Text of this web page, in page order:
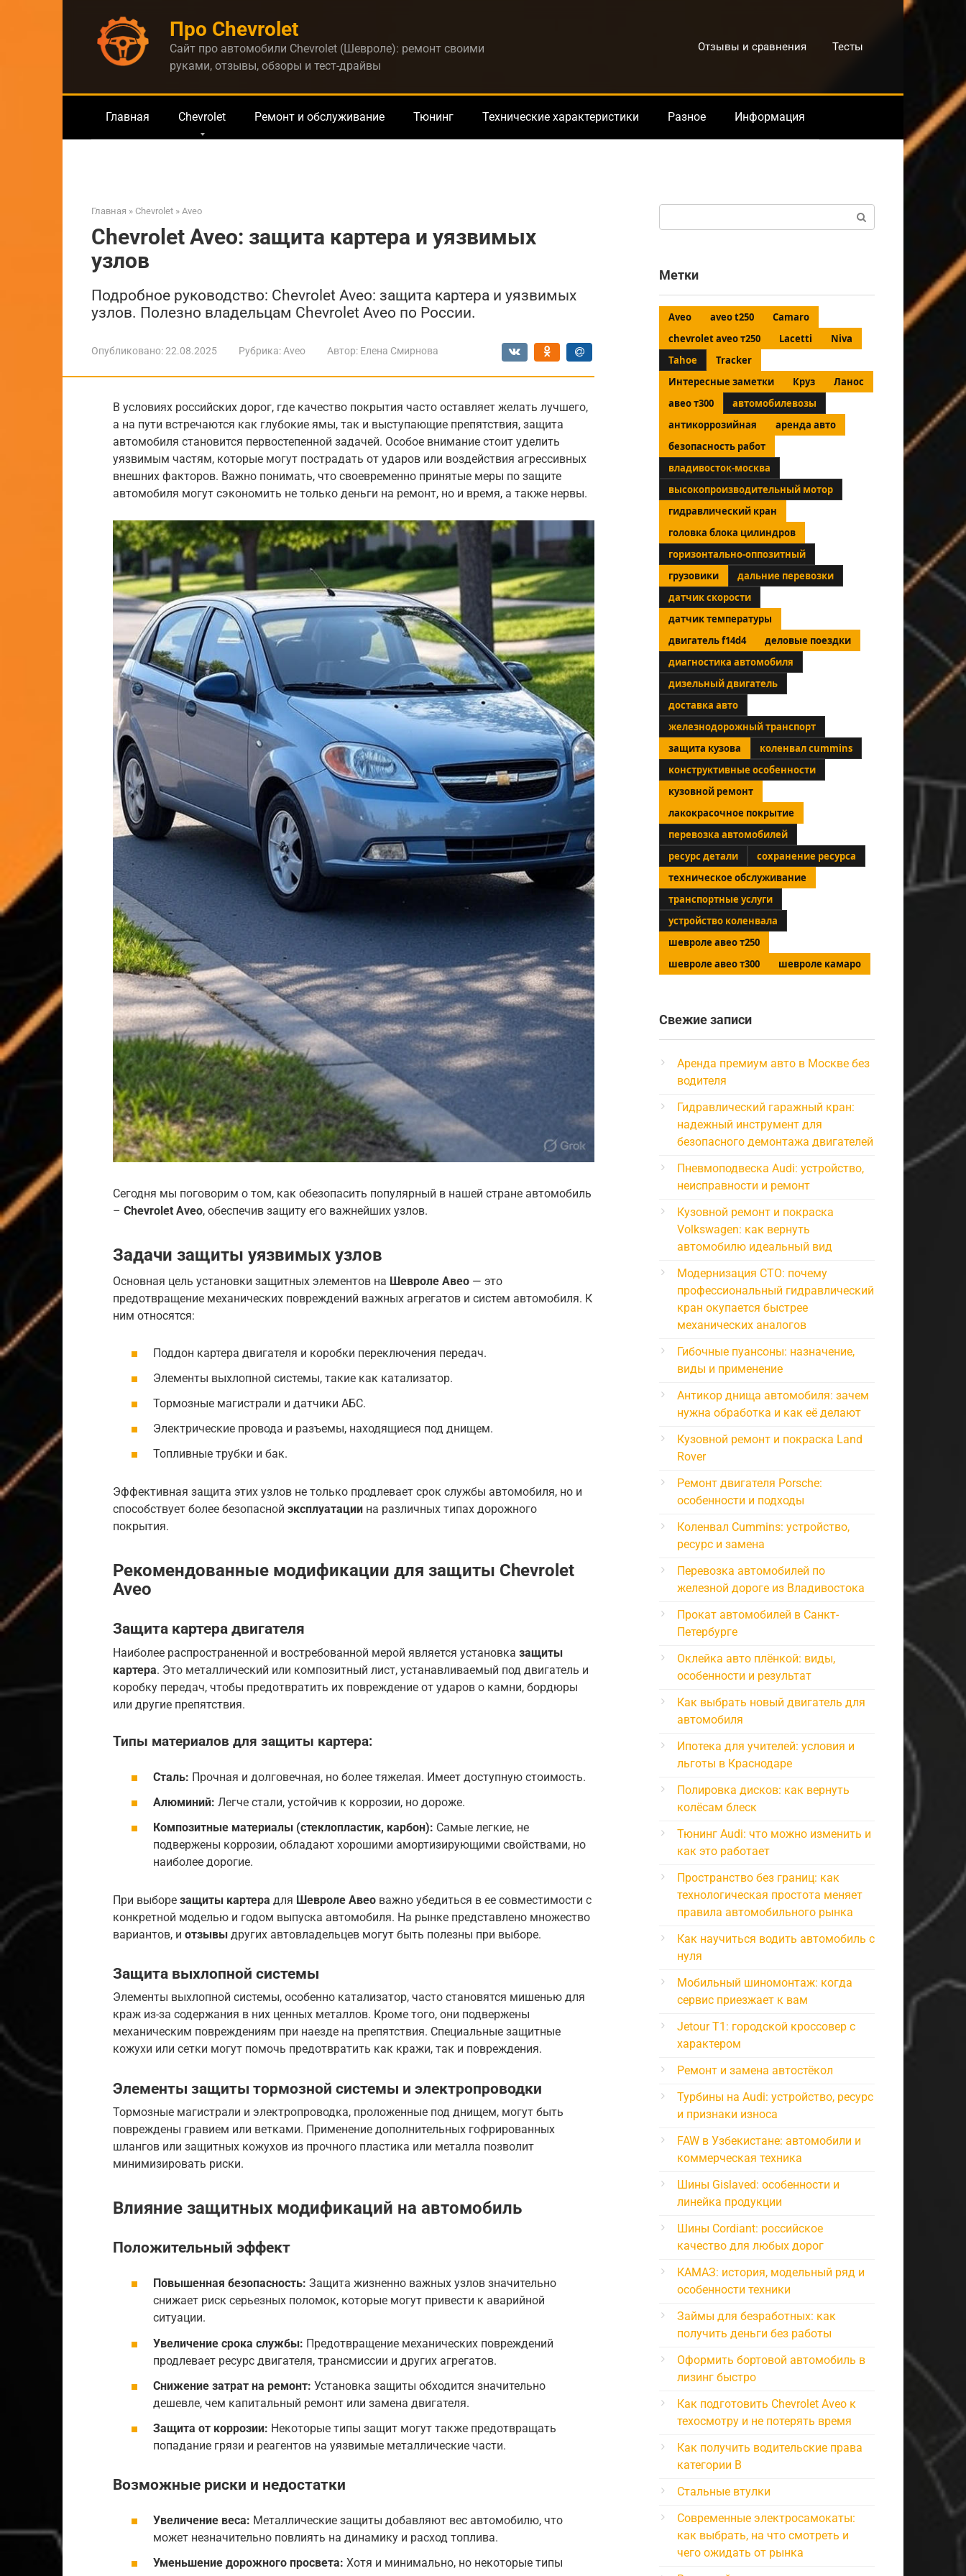
Про Chevrolet
Сайт про автомобили Chevrolet (Шевроле): ремонт своими
руками, отзывы, обзоры и тест-драйвы
Отзывы и сравнения Тесты
Главная Chevrolet Ремонт и обслуживание Тюнинг Технические характеристики Разное Информация
Главная » Chevrolet » Aveo
Chevrolet Aveo: защита картера и уязвимых
узлов
Подробное руководство: Chevrolet Aveo: защита картера и уязвимых
узлов. Полезно владельцам Chevrolet Aveo по России.
Опубликовано:22.08.2025 Рубрика: Aveo Автор: Елена Смирнова
В условиях российских дорог, где качество покрытия часто оставляет желать лучшего,
а на пути встречаются как глубокие ямы, так и выступающие препятствия, защита
автомобиля становится первостепенной задачей. Особое внимание стоит уделить
уязвимым частям, которые могут пострадать от ударов или воздействия агрессивных
внешних факторов. Важно понимать, что своевременно принятые меры по защите
автомобиля могут сэкономить не только деньги на ремонт, но и время, а также нервы.
Сегодня мы поговорим о том, как обезопасить популярный в нашей стране автомобиль
– Chevrolet Aveo, обеспечив защиту его важнейших узлов.
Задачи защиты уязвимых узлов
Основная цель установки защитных элементов на Шевроле Авео — это
предотвращение механических повреждений важных агрегатов и систем автомобиля. К
ним относятся:
Поддон картера двигателя и коробки переключения передач.
Элементы выхлопной системы, такие как катализатор.
Тормозные магистрали и датчики АБС.
Электрические провода и разъемы, находящиеся под днищем.
Топливные трубки и бак.
Эффективная защита этих узлов не только продлевает срок службы автомобиля, но и
способствует более безопасной эксплуатации на различных типах дорожного
покрытия.
Рекомендованные модификации для защиты Chevrolet
Aveo
Защита картера двигателя
Наиболее распространенной и востребованной мерой является установка защиты
картера. Это металлический или композитный лист, устанавливаемый под двигатель и
коробку передач, чтобы предотвратить их повреждение от ударов о камни, бордюры
или другие препятствия.
Типы материалов для защиты картера:
Сталь: Прочная и долговечная, но более тяжелая. Имеет доступную стоимость.
Алюминий: Легче стали, устойчив к коррозии, но дороже.
Композитные материалы (стеклопластик, карбон): Самые легкие, не
подвержены коррозии, обладают хорошими амортизирующими свойствами, но
наиболее дорогие.
При выборе защиты картера для Шевроле Авео важно убедиться в ее совместимости с
конкретной моделью и годом выпуска автомобиля. На рынке представлено множество
вариантов, и отзывы других автовладельцев могут быть полезны при выборе.
Защита выхлопной системы
Элементы выхлопной системы, особенно катализатор, часто становятся мишенью для
краж из-за содержания в них ценных металлов. Кроме того, они подвержены
механическим повреждениям при наезде на препятствия. Специальные защитные
кожухи или сетки могут помочь предотвратить как кражи, так и повреждения.
Элементы защиты тормозной системы и электропроводки
Тормозные магистрали и электропроводка, проложенные под днищем, могут быть
повреждены гравием или ветками. Применение дополнительных гофрированных
шлангов или защитных кожухов из прочного пластика или металла позволит
минимизировать риски.
Влияние защитных модификаций на автомобиль
Положительный эффект
Повышенная безопасность: Защита жизненно важных узлов значительно
снижает риск серьезных поломок, которые могут привести к аварийной
ситуации.
Увеличение срока службы: Предотвращение механических повреждений
продлевает ресурс двигателя, трансмиссии и других агрегатов.
Снижение затрат на ремонт: Установка защиты обходится значительно
дешевле, чем капитальный ремонт или замена двигателя.
Защита от коррозии: Некоторые типы защит могут также предотвращать
попадание грязи и реагентов на уязвимые металлические части.
Возможные риски и недостатки
Увеличение веса: Металлические защиты добавляют вес автомобилю, что
может незначительно повлиять на динамику и расход топлива.
Уменьшение дорожного просвета: Хотя и минимально, но некоторые типы
Метки
Aveo aveo t250
Camaro
chevrolet aveo т250
Lacetti
Niva
Tahoe
Tracker
Интересные заметки
Круз
Ланос
авео т300
автомобилевозы
антикоррозийная
аренда авто
безопасность работ
владивосток-москва
высокопроизводительный мотор
гидравлический кран
головка блока цилиндров
горизонтально-оппозитный
грузовики
дальние перевозки
датчик скорости
датчик температуры
двигатель f14d4
деловые поездки
диагностика автомобиля
дизельный двигатель
доставка авто
железнодорожный транспорт
защита кузова
коленвал cummins
конструктивные особенности
кузовной ремонт
лакокрасочное покрытие
перевозка автомобилей
ресурс детали
сохранение ресурса
техническое обслуживание
транспортные услуги
устройство коленвала
шевроле авео т250
шевроле авео т300
шевроле камаро
Свежие записи
Аренда премиум авто в Москве без
водителя
Гидравлический гаражный кран:
надежный инструмент для
безопасного демонтажа двигателей
Пневмоподвеска Audi: устройство,
неисправности и ремонт
Кузовной ремонт и покраска
Volkswagen: как вернуть
автомобилю идеальный вид
Модернизация СТО: почему
профессиональный гидравлический
кран окупается быстрее
механических аналогов
Гибочные пуансоны: назначение,
виды и применение
Антикор днища автомобиля: зачем
нужна обработка и как её делают
Кузовной ремонт и покраска Land
Rover
Ремонт двигателя Porsche:
особенности и подходы
Коленвал Cummins: устройство,
ресурс и замена
Перевозка автомобилей по
железной дороге из Владивостока
Прокат автомобилей в Санкт-
Петербурге
Оклейка авто плёнкой: виды,
особенности и результат
Как выбрать новый двигатель для
автомобиля
Ипотека для учителей: условия и
льготы в Краснодаре
Полировка дисков: как вернуть
колёсам блеск
Тюнинг Audi: что можно изменить и
как это работает
Пространство без границ: как
технологическая простота меняет
правила автомобильного рынка
Как научиться водить автомобиль с
нуля
Мобильный шиномонтаж: когда
сервис приезжает к вам
Jetour T1: городской кроссовер с
характером
Ремонт и замена автостёкол
Турбины на Audi: устройство, ресурс
и признаки износа
FAW в Узбекистане: автомобили и
коммерческая техника
Шины Gislaved: особенности и
линейка продукции
Шины Cordiant: российское
качество для любых дорог
КАМАЗ: история, модельный ряд и
особенности техники
Займы для безработных: как
получить деньги без работы
Оформить бортовой автомобиль в
лизинг быстро
Как подготовить Chevrolet Aveo к
техосмотру и не потерять время
Как получить водительские права
категории B
Стальные втулки
Современные электросамокаты:
как выбрать, на что смотреть и
чего ожидать от рынка